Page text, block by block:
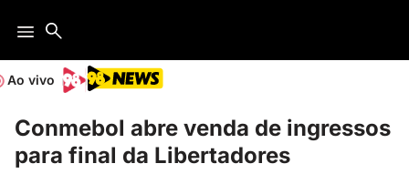
Ao vivo
Conmebol abre venda de ingressos
para final da Libertadores